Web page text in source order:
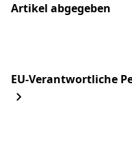
Artikel abgegeben
EU-Verantwortliche